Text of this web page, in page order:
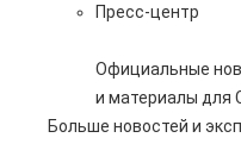
Пресс-центр
Официальные
и материалы для
Больше новостей и